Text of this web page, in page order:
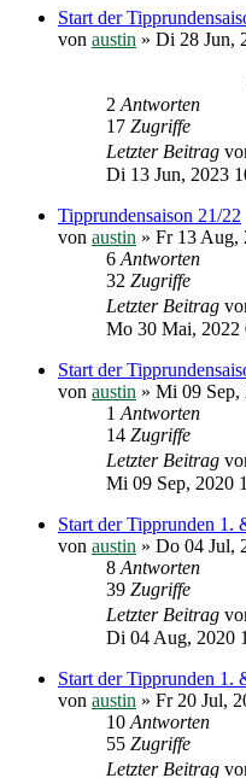
Start der
von austin » Di 28 Jun,
2Antworten
17 Zugriffe
Letzter Beitrag
Di 13 Jun, 2023
Tipprundensaison 21/22
von austin » Fr 13 Aug,
6Antworten
32 Zugriffe
Letzter Beitrag
Mo 30 Mai, 2022
Start der
von austin » Mi 09 Sep,
1Antworten
14 Zugriffe
Letzter Beitrag
Mi 09 Sep, 2020
Start der Tipprunden 1.
von austin » Do 04 Jul,
8Antworten
39 Zugriffe
Letzter Beitrag
Di 04 Aug, 2020
Start der Tipprunden 1.
von austin » Fr 20 Jul,
10Antworten
55 Zugriffe
Letzter Beitrag